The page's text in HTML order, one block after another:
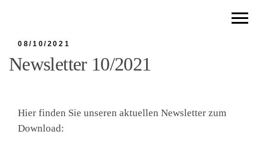
08/10/2021
Newsletter 10/2021
Hier finden Sie unseren aktuellen Newsletter zum
Download: